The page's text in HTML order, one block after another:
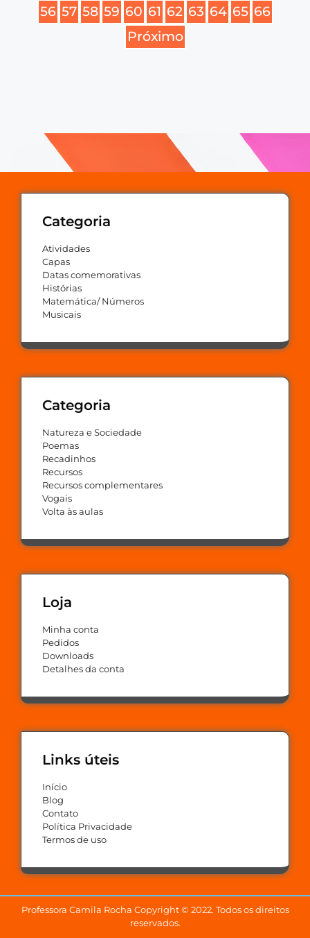
56 57 58 59 60 61 62 63 64 65 66
Próximo
Categoria
Atividades
Capas
Datas comemorativas
Histórias
Matemática/ Números
Musicais
Categoria
Natureza e Sociedade
Poemas
Recadinhos
Recursos
Recursos complementares
Vogais
Volta às aulas
Loja
Minha conta
Pedidos
Downloads
Detalhes da conta
Links úteis
Início
Blog
Contato
Política Privacidade
Termos de uso
Professora Camila Rocha Copyright © 2022. Todos os direitos
reservados.